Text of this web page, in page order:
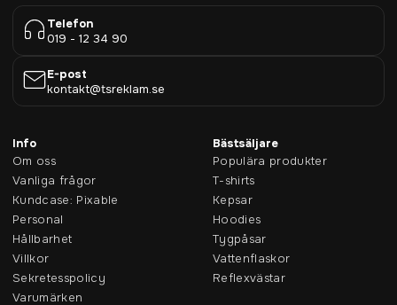
Telefon
019 - 12 34 90
E-post
kontakt@tsreklam.se
Info
Om oss
Vanliga frågor
Kundcase: Pixable
Personal
Hållbarhet
Villkor
Sekretesspolicy
Varumärken
Bästsäljare
Populära produkter
T-shirts
Kepsar
Hoodies
Tygpåsar
Vattenflaskor
Reflexvästar